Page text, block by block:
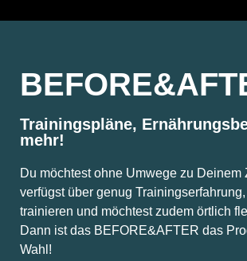
Trainingspläne,
mehr!
Du möchtest ohne Umwege zu Deinem
verfügst über genug
trainieren und möchtest zudem örtlich
Dann ist das BEFORE&AFTER das
Wahl!